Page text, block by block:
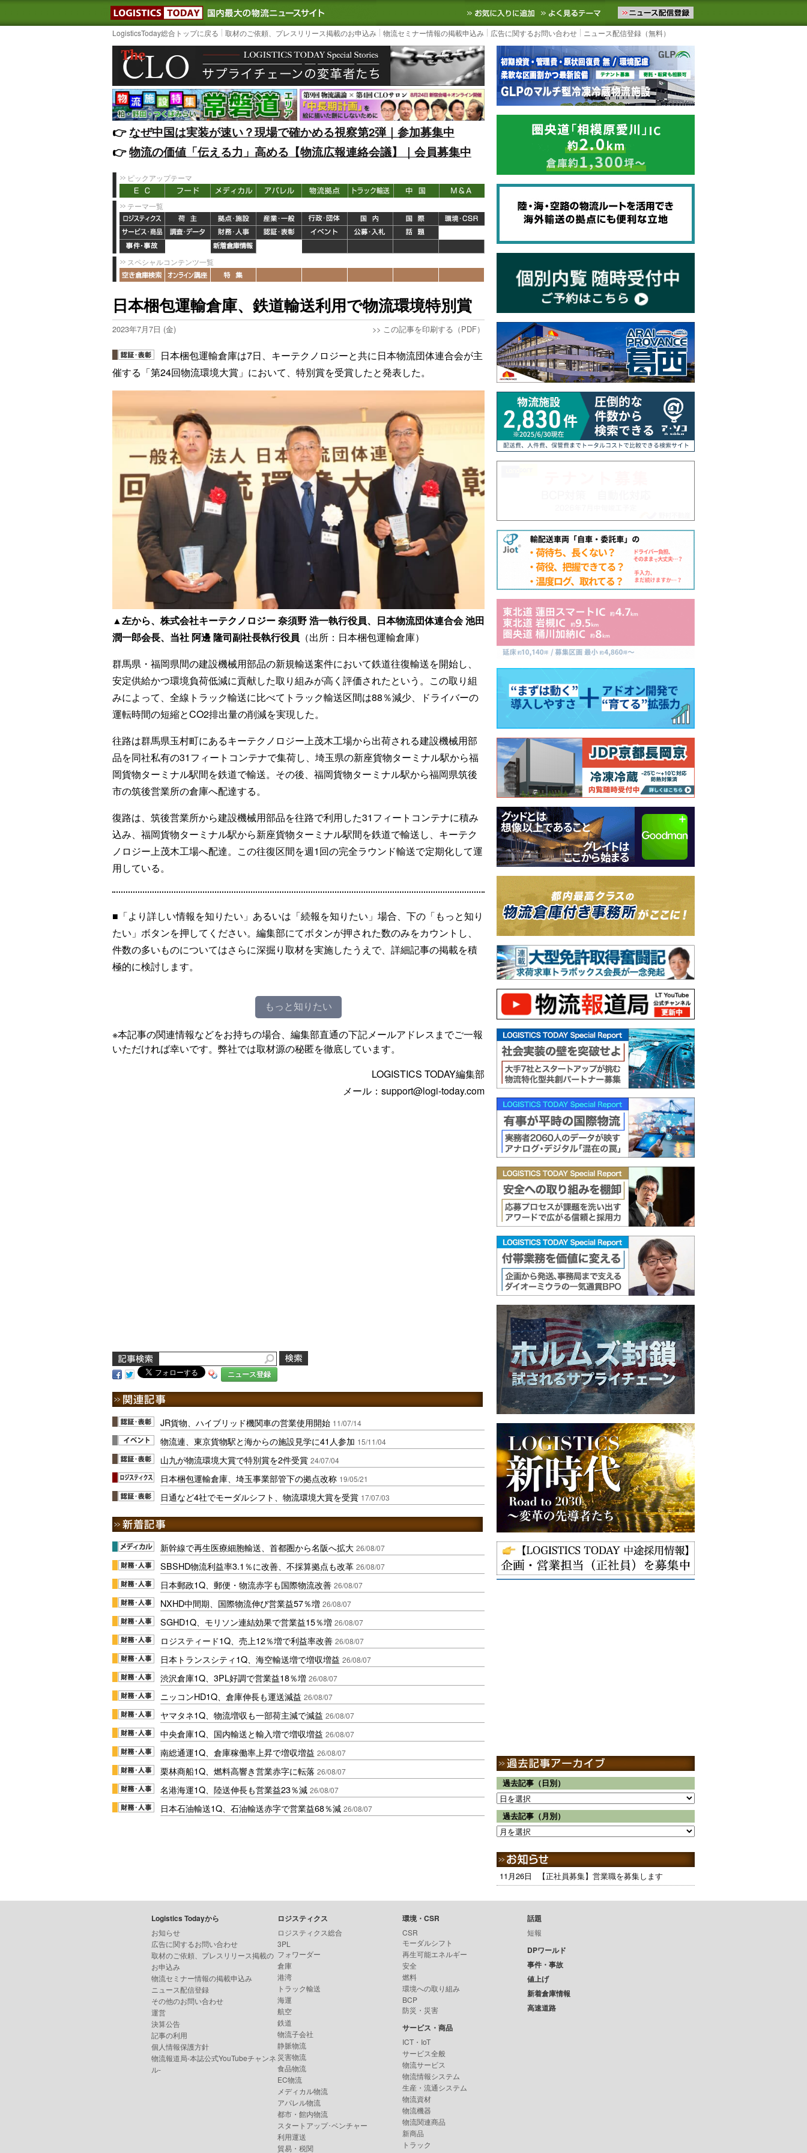
LOGISTICS TODAY｜国内最大の物流ニュースサイト3PL, SCMなど国内外の最新の物流ニュースをお届けします。物流ニュースメール配信を登録す
お気に入りに追加 よく見るテーマ
LogisticsToday総合トップに戻る 取材のご依頼、プレスリリース掲載のお申込み 物流セミナー情報の掲載申込み 広告に関するお問い合わせ ニュース配信登録（無料）
👉️なぜ中国は実装が速い？現場で確かめる視察第2弾｜参加募集中
👉️物流の価値「伝える力」高める【物流広報連絡会議】｜会員募集中
ピックアップテーマ
テーマ一覧
スペシャルコンテンツ一覧
日本梱包運輸倉庫、鉄道輸送利用で物流環境特別賞
2023年7月7日 (金) >> この記事を印刷する（PDF）
日本梱包運輸倉庫は7日、キーテクノロジーと共に日本物流団体連合会が主
催する「第24回物流環境大賞」において、特別賞を受賞したと発表した。
▲左から、株式会社キーテクノロジー 奈須野 浩一執行役員、日本物流団体連合会 池田
潤一郎会長、当社 阿邊 隆司副社長執行役員 （出所：日本梱包運輸倉庫）
群馬県・福岡県間の建設機械用部品の新規輸送案件において鉄道往復輸送を開始し、
安定供給かつ環境負荷低減に貢献した取り組みが高く評価されたという。この取り組
みによって、全線トラック輸送に比べてトラック輸送区間は88％減少、ドライバーの
運転時間の短縮とCO2排出量の削減を実現した。
往路は群馬県玉村町にあるキーテクノロジー上茂木工場から出荷される建設機械用部
品を同社私有の31フィートコンテナで集荷し、埼玉県の新座貨物ターミナル駅から福
岡貨物ターミナル駅間を鉄道で輸送。その後、福岡貨物ターミナル駅から福岡県筑後
市の筑後営業所の倉庫へ配達する。
復路は、筑後営業所から建設機械用部品を往路で利用した31フィートコンテナに積み
込み、福岡貨物ターミナル駅から新座貨物ターミナル駅間を鉄道で輸送し、キーテク
ノロジー上茂木工場へ配達。この往復区間を週1回の完全ラウンド輸送で定期化して運
用している。
■「より詳しい情報を知りたい」あるいは「続報を知りたい」場合、下の「もっと知り
たい」ボタンを押してください。編集部にてボタンが押された数のみをカウントし、
件数の多いものについてはさらに深掘り取材を実施したうえで、詳細記事の掲載を積
極的に検討します。
もっと知りたい
※本記事の関連情報などをお持ちの場合、編集部直通の下記メールアドレスまでご一報
いただければ幸いです。弊社では取材源の秘匿を徹底しています。
LOGISTICS TODAY編集部
メール：support@logi-today.com
ニュース登録
JR貨物、ハイブリッド機関車の営業使用開始 11/07/14
物流連、東京貨物駅と海からの施設見学に41人参加 15/11/04
山九が物流環境大賞で特別賞を2件受賞 24/07/04
日本梱包運輸倉庫、埼玉事業部管下の拠点改称 19/05/21
日通など4社でモーダルシフト、物流環境大賞を受賞 17/07/03
新幹線で再生医療細胞輸送、首都圏から名阪へ拡大 26/08/07
SBSHD物流利益率3.1％に改善、不採算拠点も改革 26/08/07
日本郵政1Q、郵便・物流赤字も国際物流改善 26/08/07
NXHD中間期、国際物流伸び営業益57％増 26/08/07
SGHD1Q、モリソン連結効果で営業益15％増 26/08/07
ロジスティード1Q、売上12％増で利益率改善 26/08/07
日本トランスシティ1Q、海空輸送増で増収増益 26/08/07
渋沢倉庫1Q、3PL好調で営業益18％増 26/08/07
ニッコンHD1Q、倉庫伸長も運送減益 26/08/07
ヤマタネ1Q、物流増収も一部荷主減で減益 26/08/07
中央倉庫1Q、国内輸送と輸入増で増収増益 26/08/07
南総通運1Q、倉庫稼働率上昇で増収増益 26/08/07
栗林商船1Q、燃料高響き営業赤字に転落 26/08/07
名港海運1Q、陸送伸長も営業益23％減 26/08/07
日本石油輸送1Q、石油輸送赤字で営業益68％減 26/08/07
過去記事（日別）
過去記事（月別）
11月26日 【正社員募集】営業職を募集します
Logistics Todayから
お知らせ
広告に関するお問い合わせ
取材のご依頼、プレスリリース掲載の
お申込み
物流セミナー情報の掲載申込み
ニュース配信登録
その他のお問い合わせ
運営
決算公告
記事の利用
個人情報保護方針
物流報道局-本誌公式YouTubeチャンネ
ル-
ロジスティクス
ロジスティクス総合
3PL
フォワーダー
倉庫
港湾
トラック輸送
海運
航空
鉄道
物流子会社
静脈物流
災害物流
食品物流
EC物流
メディカル物流
アパレル物流
都市・館内物流
スタートアップ･ベンチャー
利用運送
貿易・税関
環境・CSR
CSR
モーダルシフト
再生可能エネルギー
安全
燃料
環境への取り組み
BCP
防災・災害
サービス・商品
ICT・IoT
サービス全般
物流サービス
物流情報システム
生産・流通システム
物流資材
物流機器
物流関連商品
新商品
トラック
話題
短報
DPワールド
事件・事故
値上げ
新着倉庫情報
高速道路